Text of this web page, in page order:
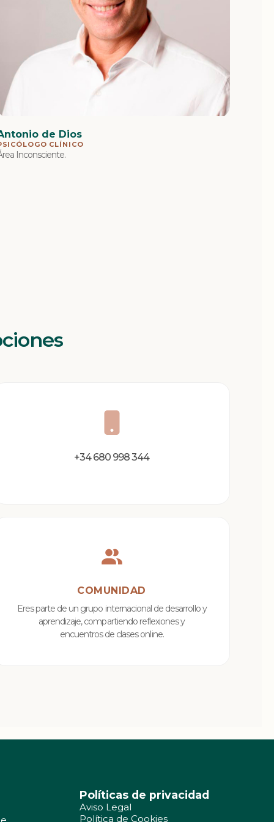
de Dios
CLÍNICO
Inconsciente.
+34 680 998 344
COMUNIDAD
Eres parte de un grupo internacional de desarrollo y
aprendizaje, compartiendo reflexiones y
encuentros de clases online.
Políticas de privacidad
Aviso Legal
Política de Cookies